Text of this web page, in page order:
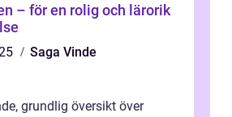
– för en rolig och lärorik
Saga Vinde
grundlig översikt över